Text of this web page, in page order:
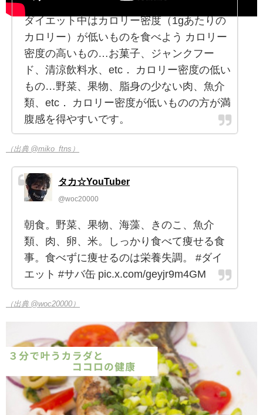
ダイエット中はカロリー密度（1gあたりの
カロリー）が低いものを食べよう カロリー
密度の高いもの…お菓子、ジャンクフー
ド、清涼飲料水、etc． カロリー密度の低い
もの…野菜、果物、脂身の少ない肉、魚介
類、etc． カロリー密度が低いものの方が満
腹感を得やすいです。
（出典 @miko_ftns）
タカ☆YouTuber
@woc20000
朝食。野菜、果物、海藻、きのこ、魚介
類、肉、卵、米。しっかり食べて痩せる食
事。食べずに痩せるのは栄養失調。 #ダイ
エット #サバ缶 pic.x.com/geyjr9m4GM
（出典 @woc20000）